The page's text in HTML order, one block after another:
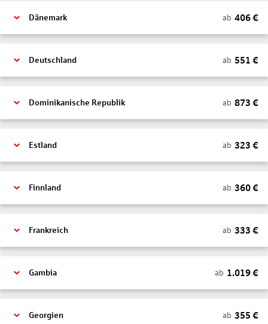
Dänemark ab 406€
Deutschland ab 551 €
Dominikanische Republik ab 873 €
Estland ab 323 €
Finnland ab 360€
Frankreich ab 333 €
Gambia ab 1.019€
Georgien ab 355 €